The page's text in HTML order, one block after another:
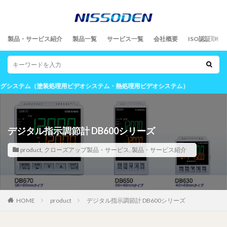
製品・サービス紹介 製品一覧 サービス一覧 会社概要 ISO認証取得
理用ビデオシステム・熱処理用ビデオシステム）
デジタル指示調節計 DB600シリーズ
product, クローズアップ製品・サービス, 製品・サービス紹介
HOME product デジタル指示調節計 DB600シリーズ